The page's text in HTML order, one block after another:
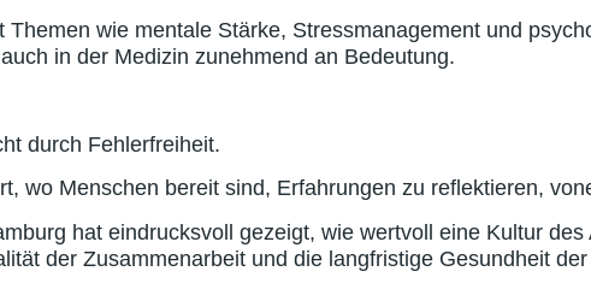
Themen wie mentale Stärke, Stressmanagement und
in der Medizin zunehmend an Bedeutung.
durch Fehlerfreiheit.
wo Menschen bereit sind, Erfahrungen zu reflektieren,
hat eindrucksvoll gezeigt, wie wertvoll eine Kultur
der Zusammenarbeit und die langfristige Gesundheit